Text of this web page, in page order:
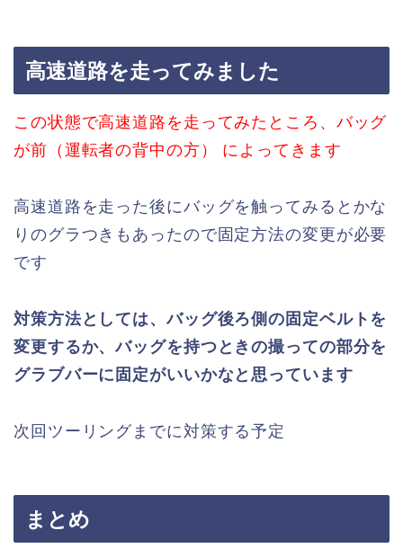
高速道路を走ってみました
この状態で高速道路を走ってみたところ、バッグ
が前（運転者の背中の方） によってきます
高速道路を走った後にバッグを触ってみるとかな
りのグラつきもあったので固定方法の変更が必要
です
対策方法としては、バッグ後ろ側の固定ベルトを
変更するか、バッグを持つときの撮っての部分を
グラブバーに固定がいいかなと思っています
次回ツーリングまでに対策する予定
まとめ